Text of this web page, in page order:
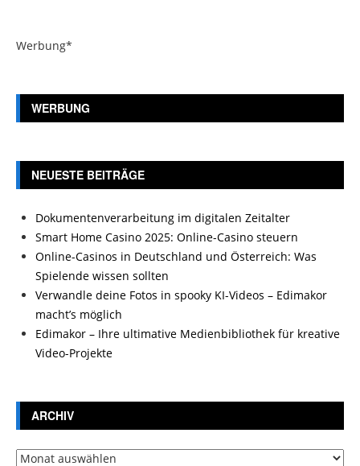
Werbung*
WERBUNG
NEUESTE BEITRÄGE
Dokumentenverarbeitung im digitalen Zeitalter
Smart Home Casino 2025: Online-Casino steuern
Online-Casinos in Deutschland und Österreich: Was
Spielende wissen sollten
Verwandle deine Fotos in spooky KI-Videos – Edimakor
macht’s möglich
Edimakor – Ihre ultimative Medienbibliothek für kreative
Video-Projekte
ARCHIV
Archiv